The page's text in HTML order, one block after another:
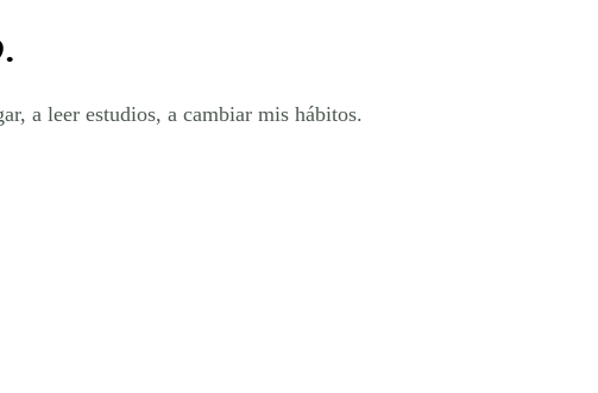
a leer estudios, a cambiar mis hábitos.